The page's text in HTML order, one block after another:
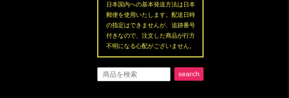
日本国内への基本発送方法は日本
郵便を使用いたします。配送日時
の指定はできませんが、追跡番号
付きなので、注文した商品が行方
不明になる心配がございません。
search